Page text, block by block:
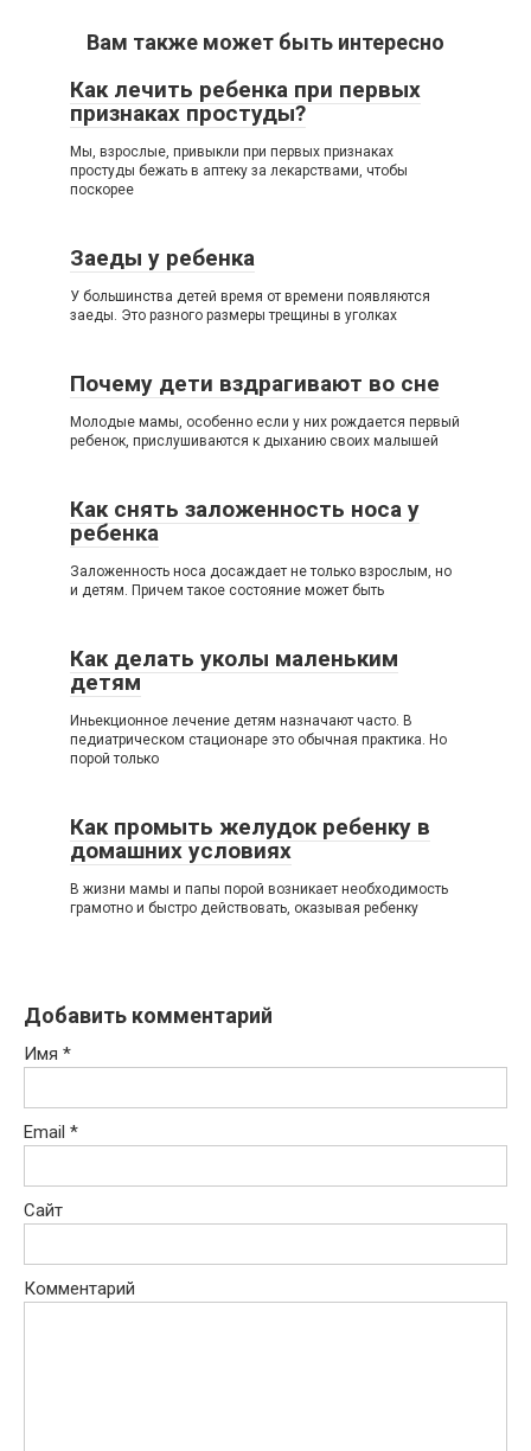
Вам также может быть интересно
Как лечить ребенка при первых
признаках простуды?
Мы, взрослые, привыкли при первых признаках
простуды бежать в аптеку за лекарствами, чтобы
поскорее
Заеды у ребенка
У большинства детей время от времени появляются
заеды. Это разного размеры трещины в уголках
Почему дети вздрагивают во сне
Молодые мамы, особенно если у них рождается первый
ребенок, прислушиваются к дыханию своих малышей
Как снять заложенность носа у
ребенка
Заложенность носа досаждает не только взрослым, но
и детям. Причем такое состояние может быть
Как делать уколы маленьким
детям
Иньекционное лечение детям назначают часто. В
педиатрическом стационаре это обычная практика. Но
порой только
Как промыть желудок ребенку в
домашних условиях
В жизни мамы и папы порой возникает необходимость
грамотно и быстро действовать, оказывая ребенку
Добавить комментарий
Имя *
Email *
Сайт
Комментарий